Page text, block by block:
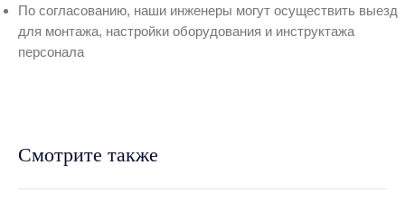
По согласованию, наши инженеры могут осуществить выезд
для монтажа, настройки оборудования и инструктажа
персонала
Смотрите также